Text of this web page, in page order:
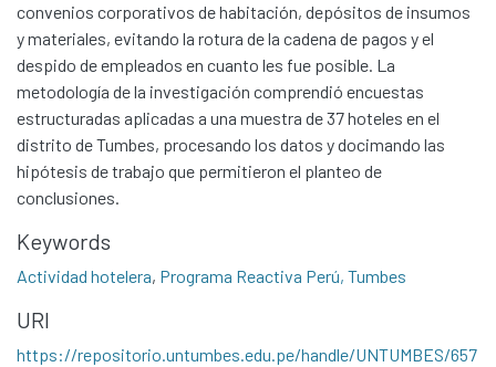
Communities & Collections
All of DSpace
Contacto
Políticas
convenios corporativos de habitación, depósitos de insumos
y materiales, evitando la rotura de la cadena de pagos y el
despido de empleados en cuanto les fue posible. La
metodología de la investigación comprendió encuestas
estructuradas aplicadas a una muestra de 37 hoteles en el
distrito de Tumbes, procesando los datos y docimando las
hipótesis de trabajo que permitieron el planteo de
conclusiones.
Keywords
Actividad hotelera, Programa Reactiva Perú, Tumbes
URI
https://repositorio.untumbes.edu.pe/handle/UNTUMBES/657